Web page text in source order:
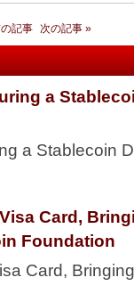
記事 次の記事 »
a
a Stablecoin
Card,
Foundation
Card,